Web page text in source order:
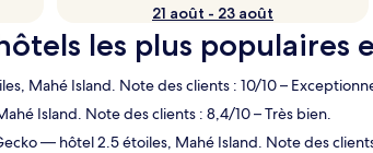
21 août - 23 août
les plus populaires
Mahé Island. Note des clients : 10/10 –
Island. Note des clients : 8,4/10 – Très bien.
— hôtel 2.5 étoiles, Mahé Island. Note des